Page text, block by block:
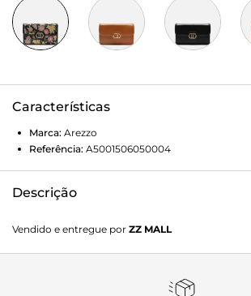
Características
Marca: Arezzo
Referência: A5001506050004
Descrição
jacquard. O acessório tem formato
retangular. Traz alça em corrente
aplicação metálica, geométrica e vazada
Vendido e entregue por ZZ MALL